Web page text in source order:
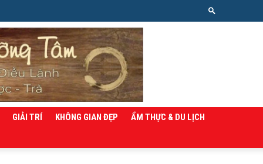
GIẢI TRÍ KHÔNG GIAN ĐẸP ẨM THỰC & DU LỊCH